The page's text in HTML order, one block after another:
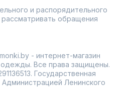
и распорядительного
обращения
- интернет-магазин
Все права защищены.
Государственная
Администрацией Ленинского